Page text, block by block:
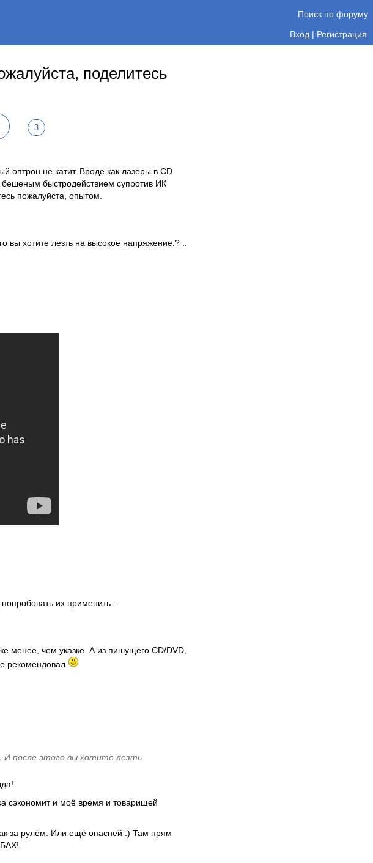
Поиск по форуму
Вход | Регистрация
поделитесь
3
оптрон не катит. Вроде как лазеры в CD
быстродействием супротив ИК
пожалуйста, опытом.
хотите лезть на высокое напряжение.? ..
их применить...
менее, чем указке. А из пишущего CD/DVD,
рекомендовал
И после этого вы хотите лезть
сэкономит и моё время и товарищей
за рулём. Или ещё опасней :) Там прям